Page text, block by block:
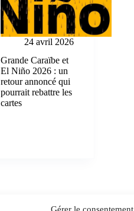
Gérer le consentement
24 avril 2026
Grande Caraïbe et
El Niño 2026 : un
retour annoncé qui
pourrait rebattre les
cartes